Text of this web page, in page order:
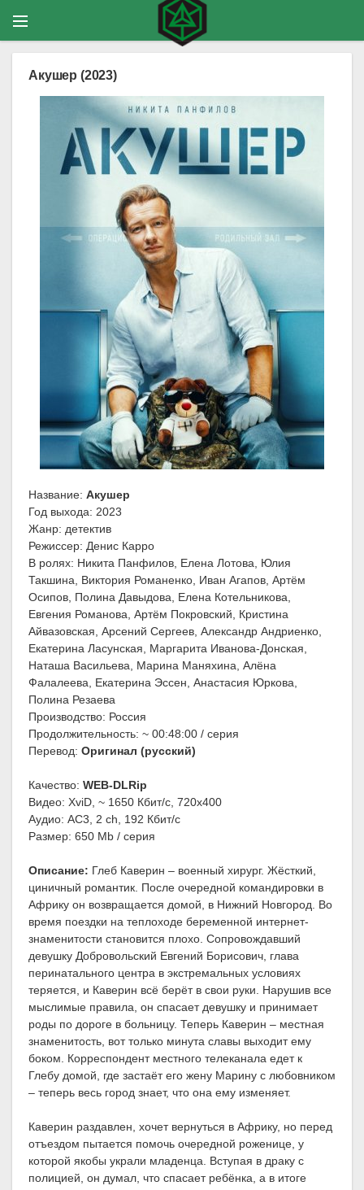
Акушер (2023)
Название: Акушер
Год выхода: 2023
Жанр: детектив
Режиссер: Денис Карро
В ролях: Никита Панфилов, Елена Лотова, Юлия
Такшина, Виктория Романенко, Иван Агапов, Артём
Осипов, Полина Давыдова, Елена Котельникова,
Евгения Романова, Артём Покровский, Кристина
Айвазовская, Арсений Сергеев, Александр Андриенко,
Екатерина Ласунская, Маргарита Иванова-Донская,
Наташа Васильева, Марина Маняхина, Алёна
Фалалеева, Екатерина Эссен, Анастасия Юркова,
Полина Резаева
Производство: Россия
Продолжительность: ~ 00:48:00 / серия
Перевод: Оригинал (русский)
Качество: WEB-DLRip
Видео: XviD, ~ 1650 Кбит/с, 720x400
Аудио: AC3, 2 ch, 192 Кбит/с
Размер: 650 Mb / серия
Описание: Глеб Каверин – военный хирург. Жёсткий,
циничный романтик. После очередной командировки в
Африку он возвращается домой, в Нижний Новгород. Во
время поездки на теплоходе беременной интернет-
знаменитости становится плохо. Сопровождавший
девушку Добровольский Евгений Борисович, глава
перинатального центра в экстремальных условиях
теряется, и Каверин всё берёт в свои руки. Нарушив все
мыслимые правила, он спасает девушку и принимает
роды по дороге в больницу. Теперь Каверин – местная
знаменитость, вот только минута славы выходит ему
боком. Корреспондент местного телеканала едет к
Глебу домой, где застаёт его жену Марину с любовником
– теперь весь город знает, что она ему изменяет.
Каверин раздавлен, хочет вернуться в Африку, но перед
отъездом пытается помочь очередной роженице, у
которой якобы украли младенца. Вступая в драку с
полицией, он думал, что спасает ребёнка, а в итоге